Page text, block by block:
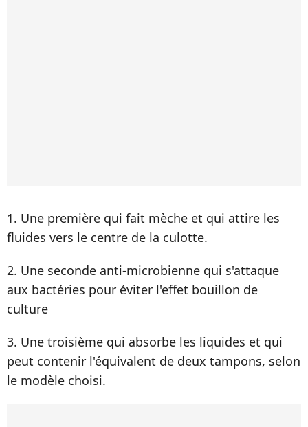
1. Une première qui fait mèche et qui attire les
fluides vers le centre de la culotte.
2. Une seconde anti-microbienne qui s'attaque
aux bactéries pour éviter l'effet bouillon de
culture
3. Une troisième qui absorbe les liquides et qui
peut contenir l'équivalent de deux tampons, selon
le modèle choisi.